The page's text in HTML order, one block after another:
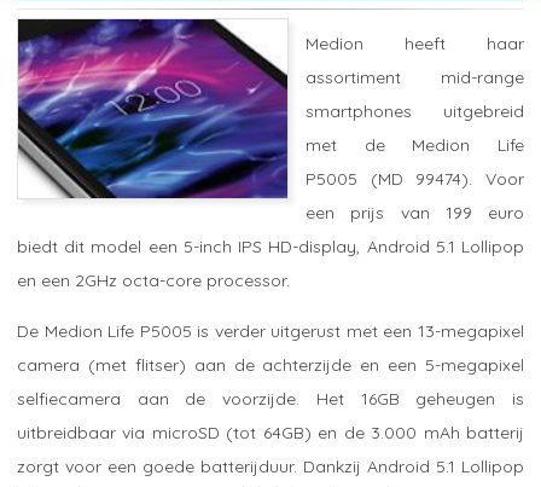
Medion heeft haar
assortiment mid-range
smartphones uitgebreid
met de Medion Life
P5005 (MD 99474). Voor
een prijs van 199 euro
biedt dit model een 5-inch IPS HD-display, Android 5.1 Lollipop
en een 2GHz octa-core processor.
De Medion Life P5005 is verder uitgerust met een 13-megapixel
camera (met flitser) aan de achterzijde en een 5-megapixel
selfiecamera aan de voorzijde. Het 16GB geheugen is
uitbreidbaar via microSD (tot 64GB) en de 3.000 mAh batterij
zorgt voor een goede batterijduur. Dankzij Android 5.1 Lollipop